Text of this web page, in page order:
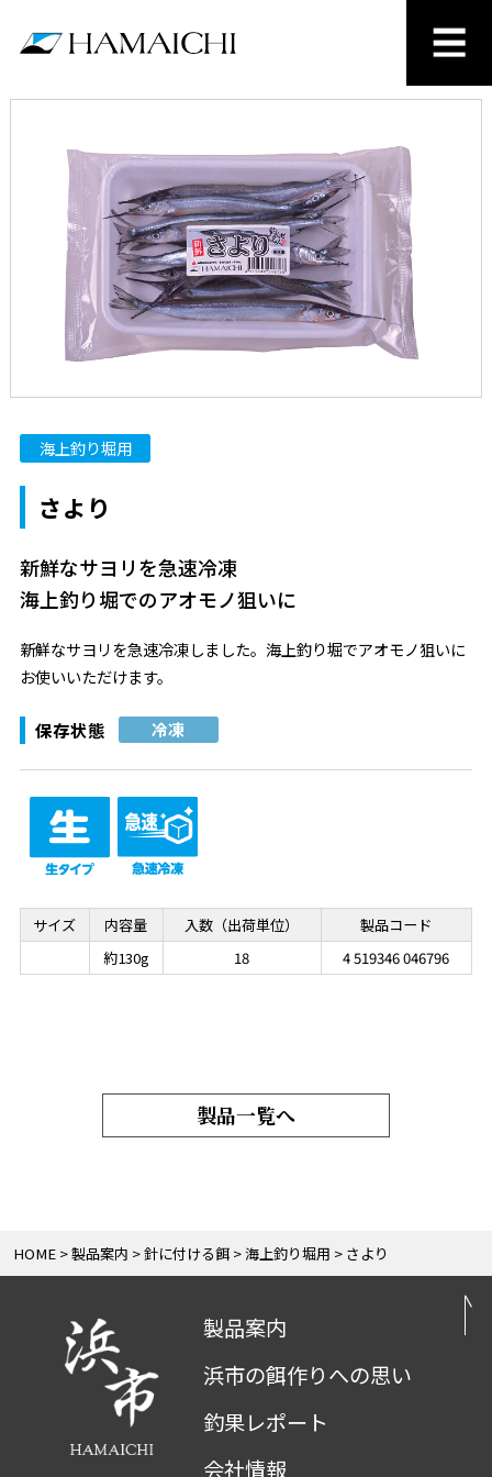
HOME 製品案内 針に付ける餌 海上釣り堀用 さより
海上釣り堀用
さより
新鮮なサヨリを急速冷凍
海上釣り堀でのアオモノ狙いに
新鮮なサヨリを急速冷凍しました。海上釣り堀でアオモノ狙いに
お使いいただけます。
保存状態 冷凍
サイズ 内容量 入数（出荷単位）
製品コード
約130g
18 4 519346 046796
製品一覧へ
製品案内
浜市の餌作りへの思い
釣果レポート
会社情報